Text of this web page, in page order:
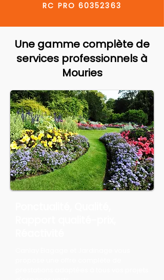
RC PRO 60352363
Une gamme complète de
services professionnels à
Mouries